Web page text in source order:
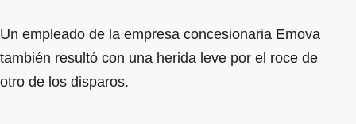
Un empleado de la empresa concesionaria Emova
también resultó con una herida leve por el roce de
otro de los disparos.